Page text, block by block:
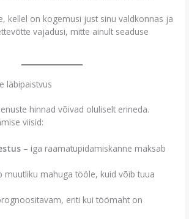
kellel on kogemusi just sinu valdkonnas ja
vajadusi, mitte ainult seaduse
läbipaistvus
hinnad võivad oluliselt erineda.
viisid:
– iga raamatupidamiskanne maksab
muutliku mahuga tööle, kuid võib tuua
eriti kui töömaht on